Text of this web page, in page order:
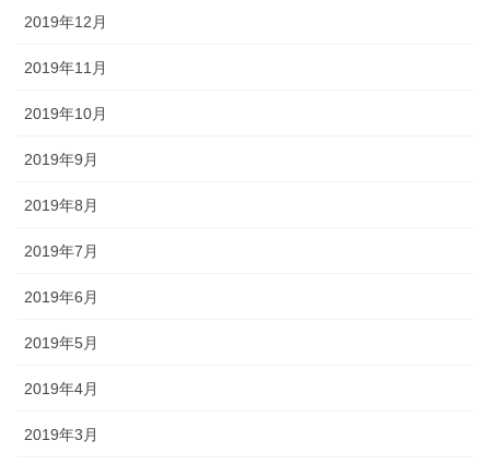
2019年12月
2019年11月
2019年10月
2019年9月
2019年8月
2019年7月
2019年6月
2019年5月
2019年4月
2019年3月